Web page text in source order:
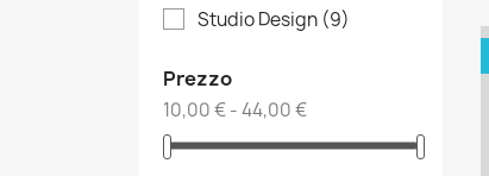
Studio Design (9)
Prezzo
10,00 € - 44,00 €